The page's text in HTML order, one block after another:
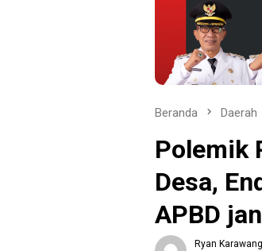
Beranda Daerah
Polemik
Desa,
APBD
Ryan Karawang